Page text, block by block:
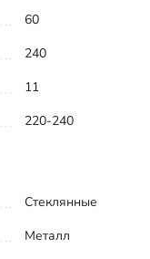
60
240
11
220-240
Стеклянные
Металл